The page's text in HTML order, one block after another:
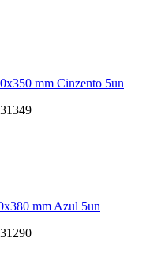
mm Cinzento 5un
mm Azul 5un